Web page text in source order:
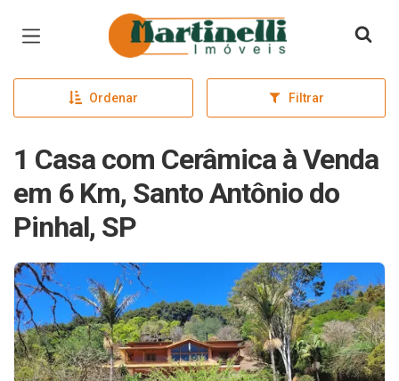
Página inicial
Ordenar Filtrar
1 Casa com Cerâmica à Venda
em 6 Km, Santo Antônio do
Pinhal, SP